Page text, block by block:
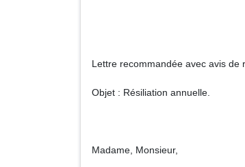
A
Lettre recommandée avec avis de
Objet : Résiliation annuelle.
Madame, Monsieur,